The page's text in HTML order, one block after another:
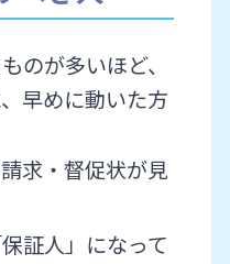
のが多いほど、
早めに動いた方
求・督促状が見
証人」になって